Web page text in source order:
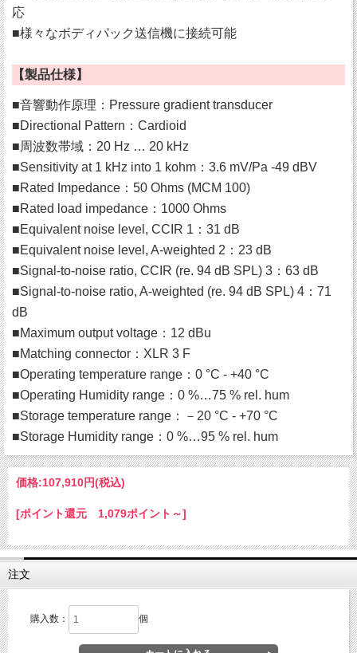
応
■様々なボディパック送信機に接続可能
【製品仕様】
■音響動作原理：Pressure gradient transducer
■Directional Pattern：Cardioid
■周波数帯域：20 Hz … 20 kHz
■Sensitivity at 1 kHz into 1 kohm：3.6 mV/Pa -49 dBV
■Rated Impedance：50 Ohms (MCM 100)
■Rated load impedance：1000 Ohms
■Equivalent noise level, CCIR 1：31 dB
■Equivalent noise level, A-weighted 2：23 dB
■Signal-to-noise ratio, CCIR (re. 94 dB SPL) 3：63 dB
■Signal-to-noise ratio, A-weighted (re. 94 dB SPL) 4：71
dB
■Maximum output voltage：12 dBu
■Matching connector：XLR 3 F
■Operating temperature range：0 °C - +40 °C
■Operating Humidity range：0 %…75 % rel. hum
■Storage temperature range：－20 °C - +70 °C
■Storage Humidity range：0 %…95 % rel. hum
価格:107,910円(税込)
[ポイント還元 1,079ポイント～]
注文
購入数： 個